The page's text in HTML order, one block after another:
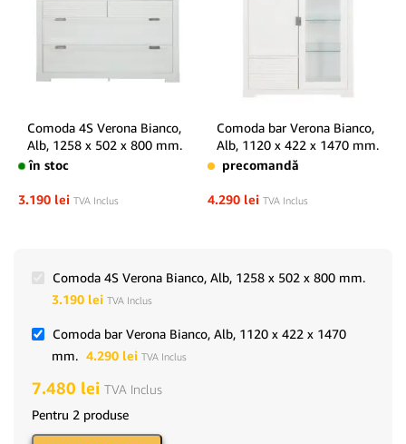
Comoda 4S Verona Bianco,
Alb, 1258 x 502 x 800 mm.
în stoc
3.190 lei TVA Inclus
Comoda bar Verona Bianco,
Alb, 1120 x 422 x 1470 mm.
precomandă
4.290 lei TVA Inclus
Comoda 4S Verona Bianco, Alb, 1258 x 502 x 800 mm.
3.190 lei TVA Inclus
Comoda bar Verona Bianco, Alb, 1120 x 422 x 1470
mm. 4.290 lei TVA Inclus
7.480 lei TVA Inclus
Pentru 2 produse